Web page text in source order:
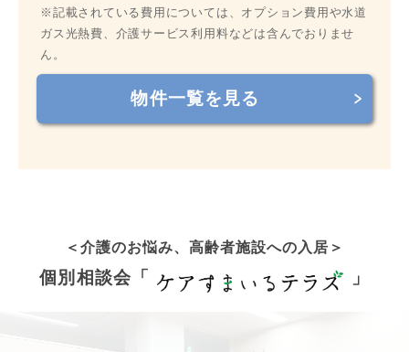
※記載されている費用については、オプション費用や水道
ガス光熱費、介護サービス利用料などは含んでおりませ
ん。
物件一覧を見る
＜介護のお悩み、高齢者施設への入居 ＞
個別相談会「 」